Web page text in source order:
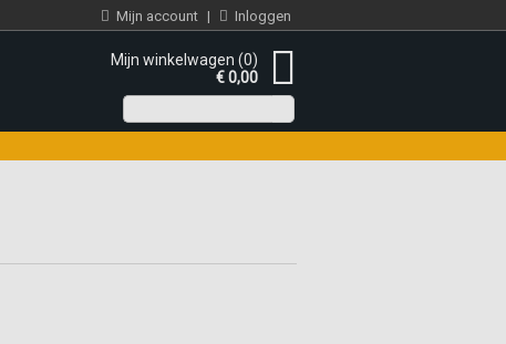
Mijn account | Inloggen
Mijn winkelwagen (0)
€ 0,00